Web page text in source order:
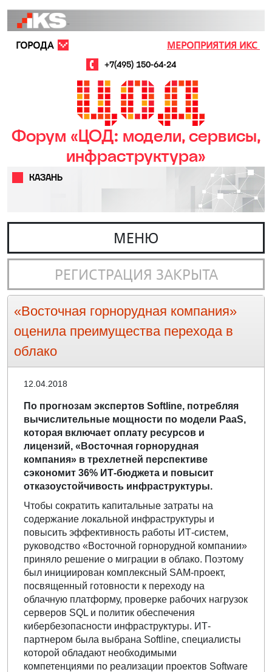
МЕРОПРИЯТИЯ ИКС
+7(495) 150-64-24
ГОРОДА
Форум «ЦОД: модели, сервисы,
инфраструктура»
КАЗАНЬ
МЕНЮ
РЕГИСТРАЦИЯ ЗАКРЫТА
«Восточная горнорудная компания»
оценила преимущества перехода в
облако
12.04.2018
По прогнозам экспертов Softline, потребляя
вычислительные мощности по модели PaaS,
которая включает оплату ресурсов и
лицензий, «Восточная горнорудная
компания» в трехлетней перспективе
сэкономит 36% ИТ-бюджета и повысит
отказоустойчивость инфраструктуры.
Чтобы сократить капитальные затраты на
содержание локальной инфраструктуры и
повысить эффективность работы ИТ-систем,
руководство «Восточной горнорудной компании»
приняло решение о миграции в облако. Поэтому
был инициирован комплексный SAM-проект,
посвященный готовности к переходу на
облачную платформу, проверке рабочих нагрузок
серверов SQL и политик обеспечения
кибербезопасности инфраструктуры. ИТ-
партнером была выбрана Softline, специалисты
которой обладают необходимыми
компетенциями по реализации проектов Software